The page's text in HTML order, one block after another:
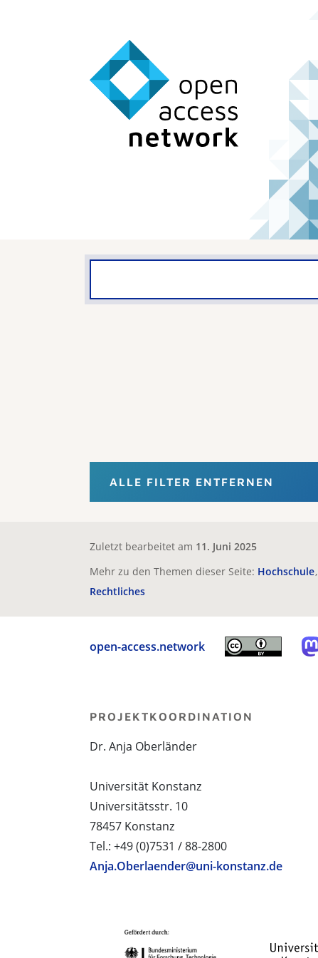
ALLE FILTER ENTFERNEN
Zuletzt bearbeitet am 11. Juni 2025
Mehr zu den Themen dieser Seite: Hochschule
Rechtliches
open-access.network
PROJEKTKOORDINATION
Dr. Anja Oberländer
Universität Konstanz
Universitätsstr. 10
78457 Konstanz
Tel.: +49 (0)7531 / 88-2800
Anja.Oberlaender@uni-konstanz.de